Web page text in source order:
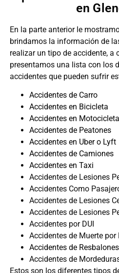
en
En la parte anterior le
brindamos la información de
realizar un tipo de accidente, a
presentamos una lista con los
accidentes que pueden sufrir
Accidentes de Carro
Accidentes en Bicicleta
Accidentes en Motocicleta
Accidentes de Peatones
Accidentes en Uber o Lyft
Accidentes de Camiones
Accidentes en Taxi
Accidentes de Lesiones
Accidentes Como
Accidentes de Lesiones
Accidentes de Lesiones
Accidentes por DUI
Accidentes de Muerte por
Accidentes de
Accidentes de
Estos son los diferentes tipos